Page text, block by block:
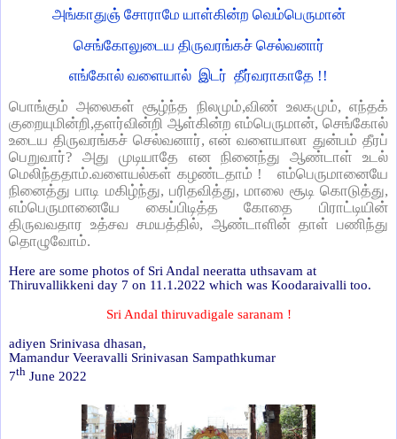
அங்காதுஞ் சோராமே யாள்கின்ற வெம்பெருமான்
செங்கோலுடைய திருவரங்கச் செல்வனார்
எங்கோல் வளையால் இடர் தீர்வராகாதே !!
பொங்கும் அலைகள் சூழ்ந்த நிலமும்,விண் உலகமும், எந்தக்
குறையுமின்றி,தளர்வின்றி ஆள்கின்ற எம்பெருமான், செங்கோல்
உடைய திருவரங்கச் செல்வனார், என் வளையாலா துன்பம் தீரப்
பெறுவார்? அது முடியாதே என நினைந்து ஆண்டாள் உடல்
மெலிந்ததாம்.வளையல்கள் கழண்டதாம் ! எம்பெருமானையே
நினைத்து பாடி மகிழ்ந்து, பரிதவித்து, மாலை சூடி கொடுத்து,
எம்பெருமானையே கைப்பிடித்த கோதை பிராட்டியின்
திருவவதார உத்சவ சமயத்தில், ஆண்டாளின் தாள் பணிந்து
தொழுவோம்.
Here are some photos of Sri Andal neeratta uthsavam at
Thiruvallikkeni day 7 on 11.1.2022 which was Koodaraivalli too.
Sri Andal thiruvadigale saranam !
adiyen Srinivasa dhasan,
Mamandur Veeravalli Srinivasan Sampathkumar
7th June 2022